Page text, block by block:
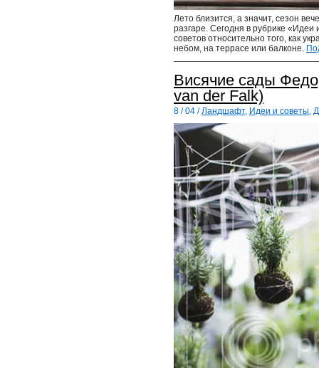
Лето близится, а значит, сезон
разгаре. Сегодня в рубрике
советов относительно того, как
небом, на террасе или балконе.
Висячие сады
van der Falk)
8 / 04 /Ландшафт, Идеи и советы,